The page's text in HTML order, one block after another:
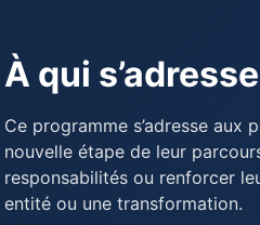
À qui
Ce programme s’adresse aux
nouvelle étape de leur
responsabilités ou renforcer
entité ou une transformation.